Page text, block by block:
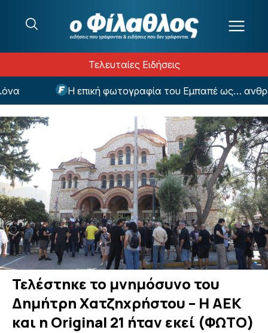
Τελευταίες Ειδήσεις
Η επική φωτογραφία του Εμπαπέ ως…
Τελέστηκε το μνημόσυνο του
Δημήτρη Χατζηχρήστου – Η ΑΕΚ
και η Original 21 ήταν εκεί (ΦΩΤΟ)